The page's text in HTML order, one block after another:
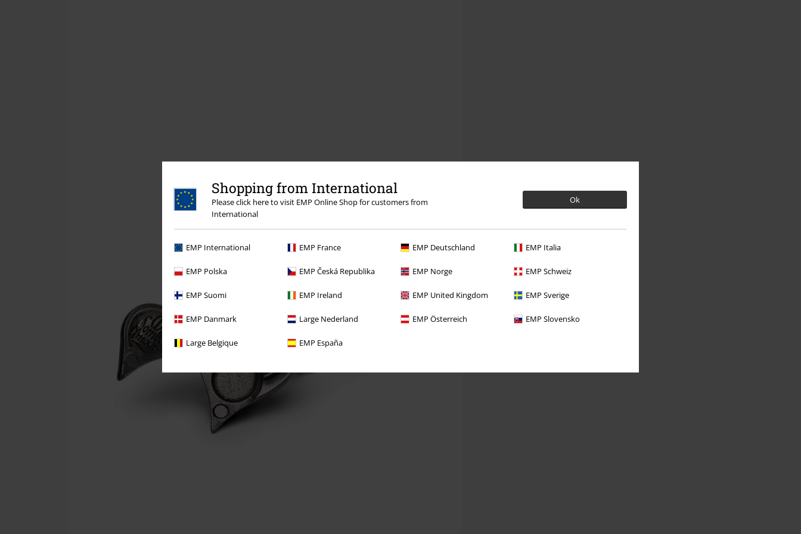
Shopping from International
Please click here to visit EMP Online Shop for customers from
International
Ok
EMP International EMP France EMP Deutschland EMP Italia
EMP Polska EMP Česká Republika EMP Norge EMP Schweiz
EMP Suomi EMP Ireland EMP United Kingdom EMP Sverige
EMP Danmark Large Nederland EMP Österreich EMP Slovensko
Large Belgique EMP España